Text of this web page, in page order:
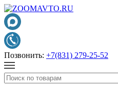
Позвонить: +7(831) 279-25-52